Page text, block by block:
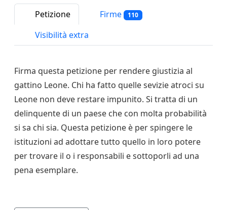
Petizione Firme 110
Visibilità extra
Firma questa petizione per rendere giustizia al
gattino Leone. Chi ha fatto quelle sevizie atroci su
Leone non deve restare impunito. Si tratta di un
delinquente di un paese che con molta probabilità
si sa chi sia. Questa petizione è per spingere le
istituzioni ad adottare tutto quello in loro potere
per trovare il o i responsabili e sottoporli ad una
pena esemplare.